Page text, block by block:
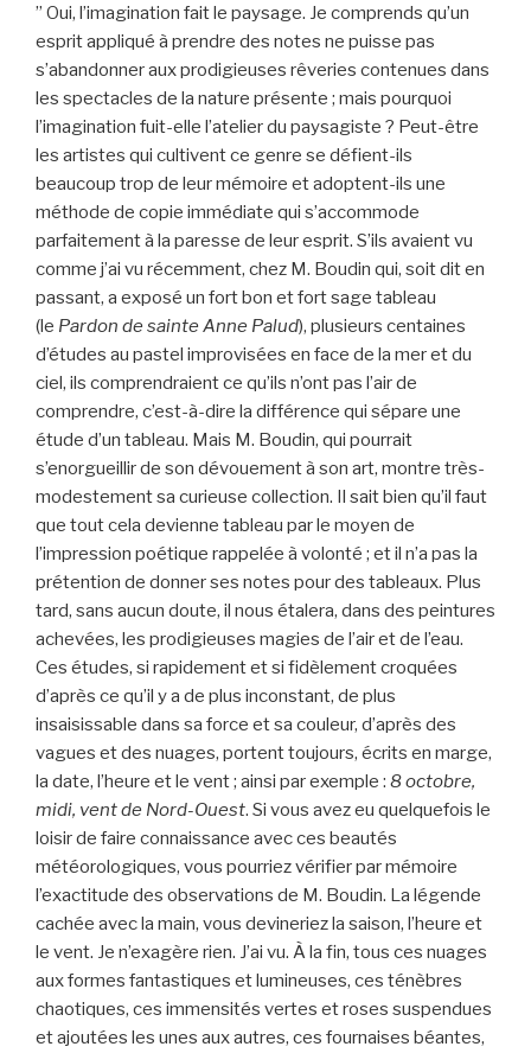
” Oui, l’imagination fait le paysage. Je comprends qu’un
esprit appliqué à prendre des notes ne puisse pas
s’abandonner aux prodigieuses rêveries contenues dans
les spectacles de la nature présente ; mais pourquoi
l’imagination fuit-elle l’atelier du paysagiste ? Peut-être
les artistes qui cultivent ce genre se défient-ils
beaucoup trop de leur mémoire et adoptent-ils une
méthode de copie immédiate qui s’accommode
parfaitement à la paresse de leur esprit. S’ils avaient vu
comme j’ai vu récemment, chez M. Boudin qui, soit dit en
passant, a exposé un fort bon et fort sage tableau
(le Pardon de sainte Anne Palud), plusieurs centaines
d’études au pastel improvisées en face de la mer et du
ciel, ils comprendraient ce qu’ils n’ont pas l’air de
comprendre, c’est-à-dire la différence qui sépare une
étude d’un tableau. Mais M. Boudin, qui pourrait
s’enorgueillir de son dévouement à son art, montre très-
modestement sa curieuse collection. Il sait bien qu’il faut
que tout cela devienne tableau par le moyen de
l’impression poétique rappelée à volonté ; et il n’a pas la
prétention de donner ses notes pour des tableaux. Plus
tard, sans aucun doute, il nous étalera, dans des peintures
achevées, les prodigieuses magies de l’air et de l’eau.
Ces études, si rapidement et si fidèlement croquées
d’après ce qu’il y a de plus inconstant, de plus
insaisissable dans sa force et sa couleur, d’après des
vagues et des nuages, portent toujours, écrits en marge,
la date, l’heure et le vent ; ainsi par exemple : 8 octobre,
midi, vent de Nord-Ouest. Si vous avez eu quelquefois le
loisir de faire connaissance avec ces beautés
météorologiques, vous pourriez vérifier par mémoire
l’exactitude des observations de M. Boudin. La légende
cachée avec la main, vous devineriez la saison, l’heure et
le vent. Je n’exagère rien. J’ai vu. À la fin, tous ces nuages
aux formes fantastiques et lumineuses, ces ténèbres
chaotiques, ces immensités vertes et roses suspendues
et ajoutées les unes aux autres, ces fournaises béantes,